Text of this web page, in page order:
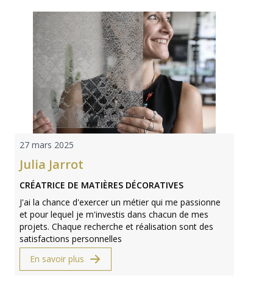
27 mars 2025
Julia Jarrot
CRÉATRICE DE MATIÈRES DÉCORATIVES
J'ai la chance d'exercer un métier qui me passionne
et pour lequel je m'investis dans chacun de mes
projets. Chaque recherche et réalisation sont des
satisfactions personnelles
En savoir plus